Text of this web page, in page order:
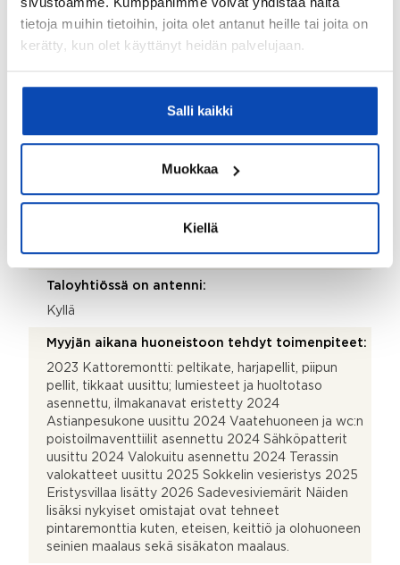
tietoja muihin tietoihin, joita olet antanut heille tai joita on
kerätty, kun olet käyttänyt heidän palvelujaan.
Salli kaikki
Muokkaa
Kiellä
Takka
Lisätietoja terassista:
Lasitettu terassi, joka on todellinen kesäolohuone!
Kohteen säilytystilat:
Vaatehuone, ulkovarasto ja kaapistot
Kohteessa on satelliittiantenni:
Ei
Taloyhtiössä on antenni:
Kyllä
Myyjän aikana huoneistoon tehdyt toimenpiteet:
2023 Kattoremontti: peltikate, harjapellit, piipun
pellit, tikkaat uusittu; lumiesteet ja huoltotaso
asennettu, ilmakanavat eristetty 2024
Astianpesukone uusittu 2024 Vaatehuoneen ja wc:n
poistoilmaventtiilit asennettu 2024 Sähköpatterit
uusittu 2024 Valokuitu asennettu 2024 Terassin
valokatteet uusittu 2025 Sokkelin vesieristys 2025
Eristysvillaa lisätty 2026 Sadevesiviemärit Näiden
lisäksi nykyiset omistajat ovat tehneet
pintaremonttia kuten, eteisen, keittiö ja olohuoneen
seinien maalaus sekä sisäkaton maalaus.